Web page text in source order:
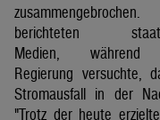
zusammengebrochen.
berichteten
Medien, während
Regierung versuchte,
Stromausfall in der
"Trotz der heute